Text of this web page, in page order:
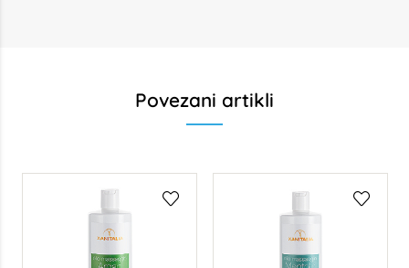
Povezani artikli